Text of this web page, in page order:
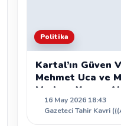
Politika
Kartal’ın Güven
Mehmet Uca ve
Modern Yaşam
16 May 2026 18:43
Gazeteci Tahir Kavri